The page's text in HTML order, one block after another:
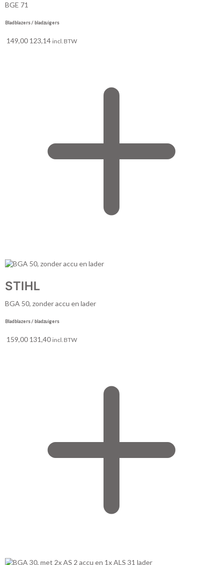
BGE 71
Bladblazers / bladzuigers
149,00 123,14 incl. BTW
STIHL
BGA 50, zonder accu en lader
Bladblazers / bladzuigers
159,00 131,40 incl. BTW